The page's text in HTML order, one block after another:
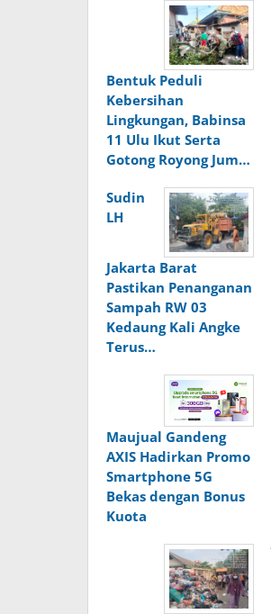
Bentuk Peduli
Kebersihan
Lingkungan, Babinsa
11 Ulu Ikut Serta
Gotong Royong Jum…
Sudin
LH
Jakarta Barat
Pastikan Penanganan
Sampah RW 03
Kedaung Kali Angke
Terus…
Maujual Gandeng
AXIS Hadirkan Promo
Smartphone 5G
Bekas dengan Bonus
Kuota